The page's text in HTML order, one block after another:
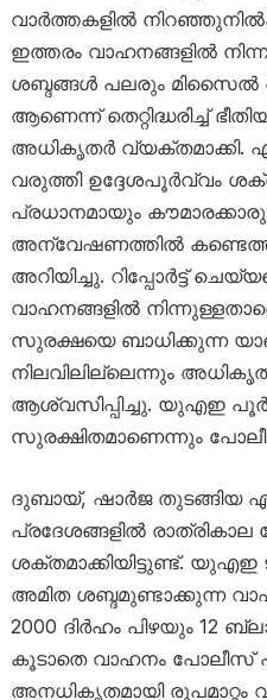
വാർത്തകളിൽ
ഇത്തരം വാഹനങ്ങളിൽ
ശബ്ദങ്ങൾ പലരും
ആണെന്ന് തെറ്റിദ്ധരിച്ച്
അധികൃതർ വ്യക്തമാക്കി.
വരുത്തി ഉദ്ദേശപൂർവ്വം
പ്രധാനമായും
അന്വേഷണത്തിൽ
അറിയിച്ചു. റിപ്പോർട്ട്
വാഹനങ്ങളിൽ
സുരക്ഷയെ ബാധിക്കുന്ന
നിലവിലില്ലെന്നും
ആശ്വസിപ്പിച്ചു. യുഎഇ
സുരക്ഷിതമാണെന്നും
ദുബായ്, ഷാർജ തുടങ്ങിയ
പ്രദേശങ്ങളിൽ
ശക്തമാക്കിയിട്ടുണ്ട്. യുഎഇ
അമിത ശബ്ദമുണ്ടാക്കുന്ന
2000 ദിർഹം പിഴയും 12
കൂടാതെ വാഹനം പോലീസ്
അനധികൃതമായി